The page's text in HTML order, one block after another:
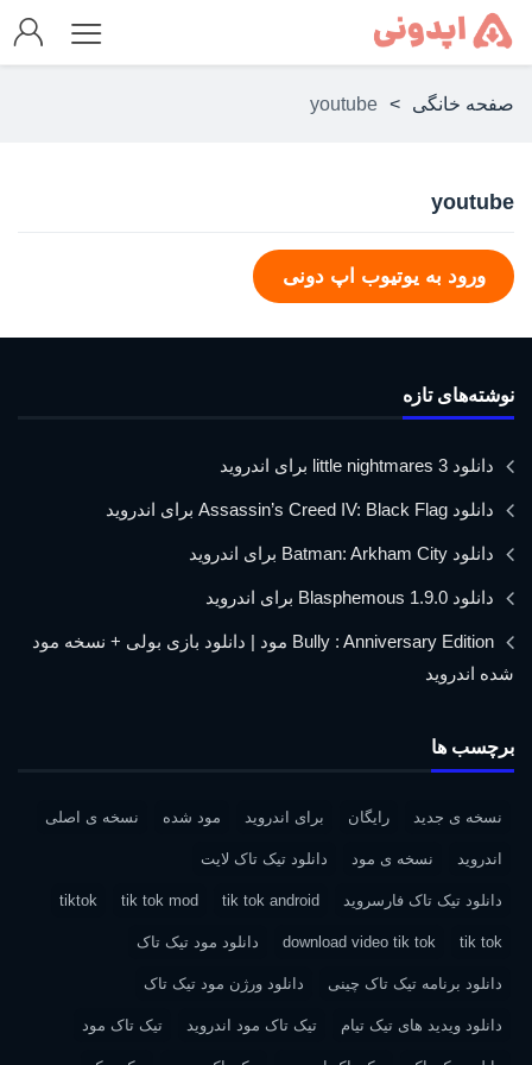
صفحه خانگی >
youtube
youtube
ورود به یوتیوب اپ دونی
نوشته‌های تازه
دانلود little nightmares 3 برای اندروید
دانلود Assassin’s Creed IV: Black Flag برای اندروید
دانلود Batman: Arkham City برای اندروید
دانلود Blasphemous 1.9.0 برای اندروید
Bully : Anniversary Edition مود | دانلود بازی بولی + نسخه مود
شده اندروید
برچسب ها
نسخه ی جدید رایگان برای اندروید مود شده نسخه ی اصلی
اندروید نسخه ی مود دانلود تیک تاک لایت
دانلود تیک تاک فارسروید tik tok android
tik tok mod
tiktok
tik tok
download video tik tok دانلود مود تیک تاک
دانلود برنامه تیک تاک چینی دانلود ورژن مود تیک تاک
دانلود ویدید های تیک تیام تیک تاک مود اندروید تیک تاک مود